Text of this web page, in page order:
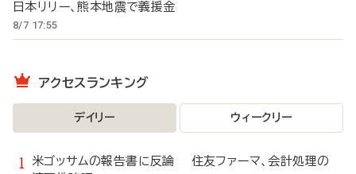
日本リリー、熊本地震で義援金
8/7 17:55
アクセスランキング
デイリー ウィークリー
米ゴッサムの報告書に反論 住友ファーマ、会計処理の